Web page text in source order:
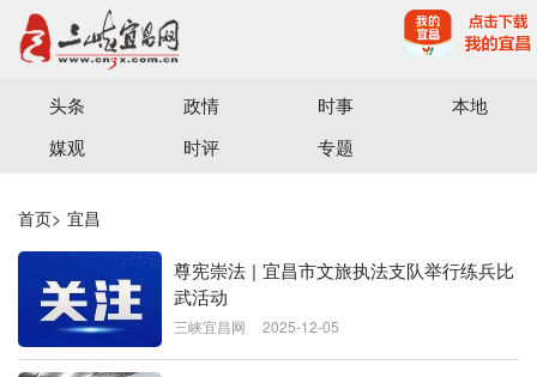
宜昌三峡融媒体中心主办
头条 政情 时事
本地
媒观
时评 专题
首页> 宜昌
尊宪崇法 | 宜昌市文旅执法支队举行练兵比
武活动
三峡宜昌网 2025-12-05